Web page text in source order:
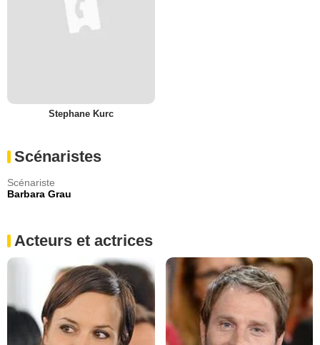
Stephane Kurc
Scénaristes
Scénariste
Barbara Grau
Acteurs et actrices